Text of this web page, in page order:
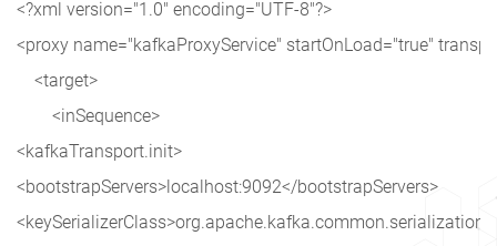
<?xml version="1.0" encoding="UTF-8"?>
<proxy name="kafkaProxyService" startOnLoad="true"
    <target>
        <inSequence>
<kafkaTransport.init>
<bootstrapServers>localhost:9092</bootstrapServers>